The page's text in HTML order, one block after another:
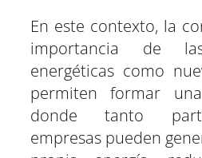
En este contexto, la
importancia de
energéticas como
permiten formar
donde tanto
empresas pueden